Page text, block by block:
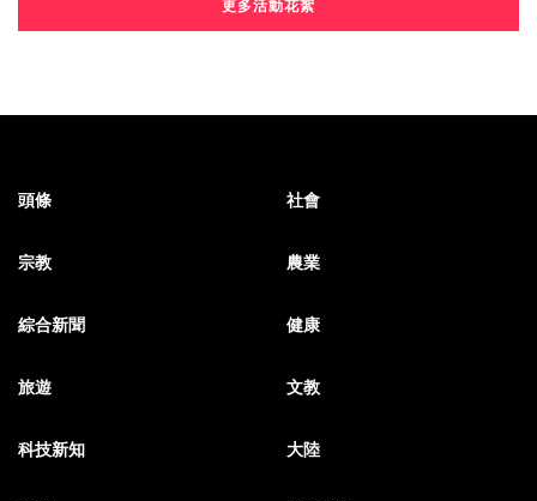
更多活動花絮
頭條 社會
宗教 農業
綜合新聞 健康
旅遊 文教
科技新知 大陸